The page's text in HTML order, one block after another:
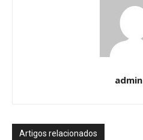
admin
Artigos relacionados